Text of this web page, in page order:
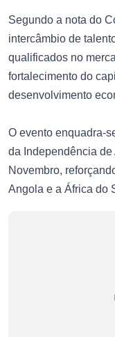
Segundo a nota do
intercâmbio de
qualificados no
fortalecimento do
desenvolvimento
O evento enquadra-
da Independência
Novembro,
Angola e a África do